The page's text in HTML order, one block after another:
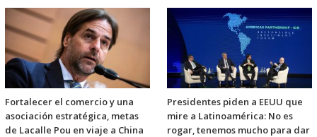
Fortalecer el comercio y una
asociación estratégica, metas
de Lacalle Pou en viaje a China
Presidentes piden a EEUU que
mire a Latinoamérica: No es
rogar, tenemos mucho para dar